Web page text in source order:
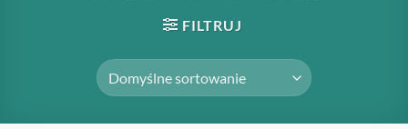
FILTRUJ